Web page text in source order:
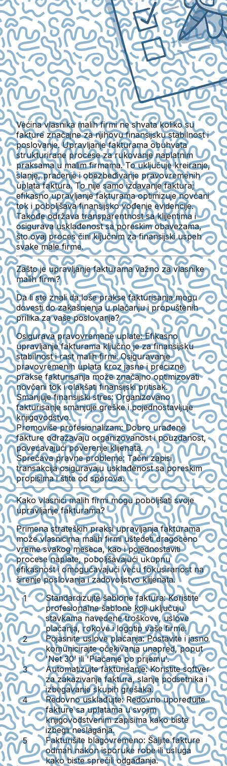
Većina vlasnika malih firmi ne shvata koliko su
fakture značajne za njihovu finansijsku stabilnost i
poslovanje. Upravljanje fakturama obuhvata
strukturirane procese za rukovanje naplatnim
praksama u malim firmama. To uključuje kreiranje,
slanje, praćenje i obezbeđivanje pravovremenih
uplata faktura. To nije samo izdavanje faktura;
efikasno upravljanje fakturama optimizuje novčani
tok i poboljšava finansijsko vođenje evidencije.
Takođe održava transparentnost sa klijentima i
osigurava usklađenost sa poreskim obavezama,
što ovaj proces čini ključnim za finansijski uspeh
svake male firme.
Zašto je upravljanje fakturama važno za vlasnike
malih firmi?
Da li ste znali da loše prakse fakturisanja mogu
dovesti do zakašnjenja u plaćanju i propuštenih
prilika za vaše poslovanje?
Osigurava pravovremene uplate:Efikasno
upravljanje fakturama ključno je za finansijsku
stabilnost i rast malih firmi. Osiguravanje
pravovremenih uplata kroz jasne i precizne
prakse fakturisanja može značajno optimizovati
novčani tok i olakšati finansijski pritisak.
Smanjuje finansijski stres:Organizovano
fakturisanje smanjuje greške i pojednostavljuje
knjigovodstvo.
Promoviše profesionalizam:Dobro urađene
fakture odražavaju organizovanost i pouzdanost,
povećavajući poverenje klijenata.
Sprečava pravne probleme: Tačni zapisi
transakcija osiguravaju usklađenost sa poreskim
propisima i štite od sporova.
Kako vlasnici malih firmi mogu poboljšati svoje
upravljanje fakturama?
Primena strateških praksi upravljanja fakturama
može vlasnicima malih firmi uštedeti dragoceno
vreme svakog meseca, kao i pojednostaviti
procese naplate, poboljšavajući ukupnu
efikasnost i omogućavajući veću fokusiranost na
širenje poslovanja i zadovoljstvo klijenata.
Standardizujte šablone faktura:Koristite
profesionalne šablone koji uključuju
stavkama navedene troškove, uslove
plaćanja, rokove i logotip vaše firme.
Pojasnite uslove plaćanja:Postavite i jasno
komunicirajte očekivanja unapred, poput
'Net 30' ili 'Plaćanje po prijemu'.
Automatizujte fakturisanje:Koristite softver
za zakazivanje faktura, slanje podsetnika i
izbegavanje skupih grešaka.
Redovno usklađujte:Redovno upoređujte
fakture sa uplatama u svojim
knjigovodstvenim zapisima kako biste
izbegli neslaganja.
Fakturišite blagovremeno: Šaljite fakture
odmah nakon isporuke robe ili usluga
kako biste sprečili odgađanja.